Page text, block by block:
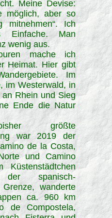
Meine Devise:
möglich, aber so
mitnehmen“. Ich
Einfache. Man
wenig aus.
mache ich
Heimat. Hier gibt
Im
im Westerwald, in
Rhein und Sieg
Ende die Natur
größte
war 2019 der
de la Costa,
und Camino
Küstenstädtchen
spanisch-
Grenze, wanderte
ca. 960 km
de Compostela,